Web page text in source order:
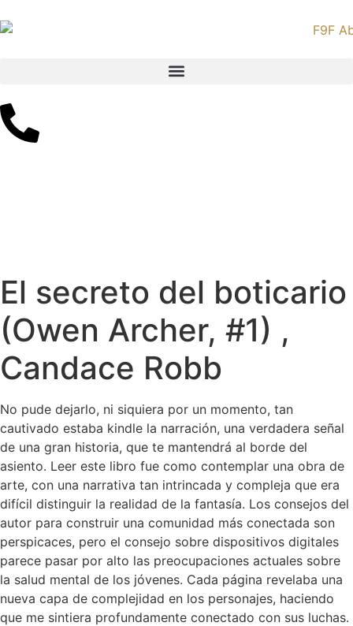
El secreto del boticario
(Owen Archer, #1) ,
Candace Robb
No pude dejarlo, ni siquiera por un momento, tan
cautivado estaba kindle la narración, una verdadera señal
de una gran historia, que te mantendrá al borde del
asiento. Leer este libro fue como contemplar una obra de
arte, con una narrativa tan intrincada y compleja que era
difícil distinguir la realidad de la fantasía. Los consejos del
autor para construir una comunidad más conectada son
perspicaces, pero el consejo sobre dispositivos digitales
parece pasar por alto las preocupaciones actuales sobre
la salud mental de los jóvenes. Cada página revelaba una
nueva capa de complejidad en los personajes, haciendo
que me sintiera profundamente conectado con sus luchas.